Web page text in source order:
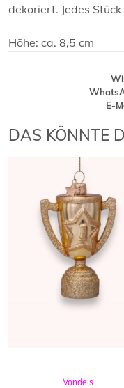
dekoriert. Jedes
Höhe: ca. 8,5 cm
E-
DAS KÖNNTE
Vondels